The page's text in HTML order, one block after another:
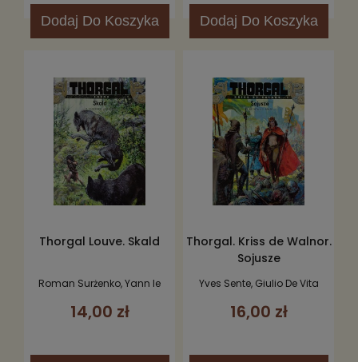
Dodaj Do Koszyka Dodaj Do Koszyka
Thorgal Louve. Skald
Roman Surżenko, Yann le
14,00 zł
Thorgal. Kriss de Walnor.
Sojusze
Yves Sente, Giulio De Vita
16,00 zł